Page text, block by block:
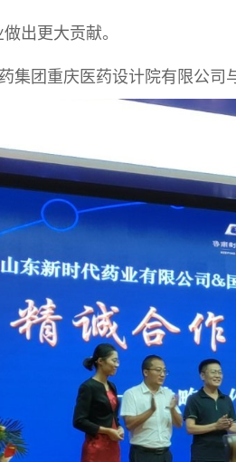
出更大贡献。
团重庆医药设计院有限公司